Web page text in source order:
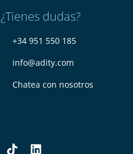
¿Tienes dudas?
+34 951 550 185
info@adity.com
Chatea con nosotros